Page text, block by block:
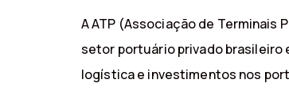
A ATP (Associação de Terminais
setor portuário privado brasileiro
logística e investimentos nos